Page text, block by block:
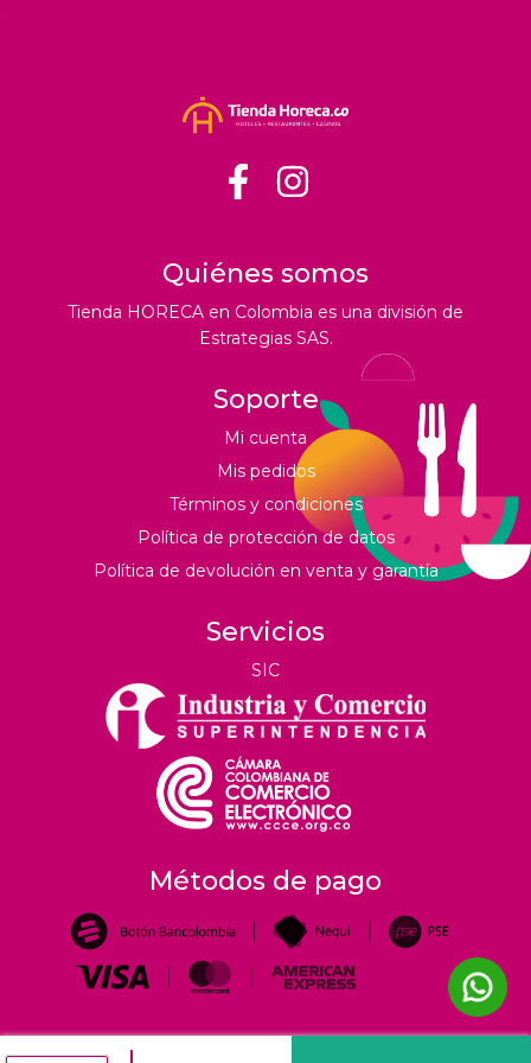
Quiénes somos
Tienda HORECA en Colombia es una división de
Estrategias SAS.
Soporte
Mi cuenta
Mis pedidos
Términos y condiciones
Política de protección de datos
Política de devolución en venta y garantía
Servicios
SIC
Métodos de pago